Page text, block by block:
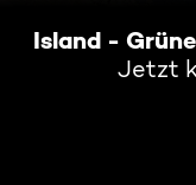
Island -
Jetzt